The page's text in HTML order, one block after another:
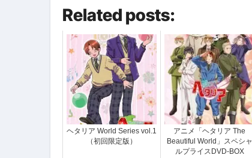
Related posts:
ヘタリア World Series vol.1
（初回限定版）
アニメ「ヘタリア The
Beautiful World」スペシャ
ルプライスDVD-BOX